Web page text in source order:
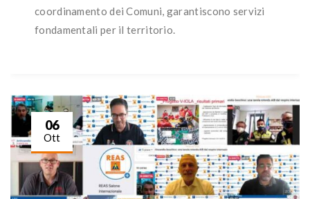
coordinamento dei Comuni, garantiscono servizi
fondamentali per il territorio.
06
Ott